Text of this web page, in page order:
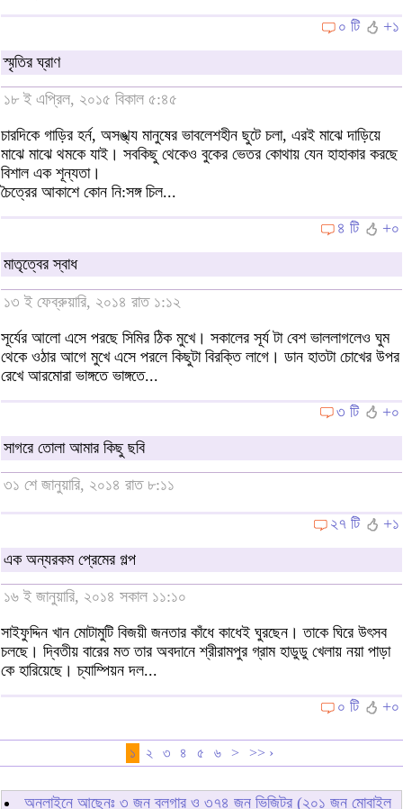
০ টি
+১
স্মৃতির ঘ্রাণ
১৮ ই এপ্রিল, ২০১৫ বিকাল ৫:৪৫
চারদিকে গাড়ির হর্ন, অসঙ্খ্য মানুষের ভাবলেশহীন ছুটে চলা, এরই মাঝে দাড়িয়ে
মাঝে মাঝে থমকে যাই। সবকিছু থেকেও বুকের ভেতর কোথায় যেন হাহাকার করছে
বিশাল এক শূন্যতা।
চৈত্রের আকাশে কোন নি:সঙ্গ চিল...
৪ টি
+০
মাতৃত্বের স্বাধ
১৩ ই ফেব্রুয়ারি, ২০১৪ রাত ১:১২
সূর্যের আলো এসে পরছে সিমির ঠিক মুখে। সকালের সূর্য টা বেশ ভাললাগলেও ঘুম
থেকে ওঠার আগে মুখে এসে পরলে কিছুটা বিরক্তি লাগে। ডান হাতটা চোখের উপর
রেখে আরমোরা ভাঙ্গতে ভাঙ্গতে...
৩ টি
+০
সাগরে তোলা আমার কিছু ছবি
৩১ শে জানুয়ারি, ২০১৪ রাত ৮:১১
২৭ টি
+১
এক অন্যরকম প্রেমের গল্প
১৬ ই জানুয়ারি, ২০১৪ সকাল ১১:১০
সাইফুদ্দিন খান মোটামুটি বিজয়ী জনতার কাঁধে কাধেই ঘুরছেন। তাকে ঘিরে উৎসব
চলছে। দ্বিতীয় বারের মত তার অবদানে শ্রীরামপুর গ্রাম হাডুডু খেলায় নয়া পাড়া
কে হারিয়েছে। চ্যাম্পিয়ন দল...
০ টি
+০
১ ২ ৩ ৪ ৫ ৬ > >> ›
অনলাইনে আছেনঃ ৩ জন ব্লগার ও ৩৭৪ জন ভিজিটর (২০১ জন মোবাইল